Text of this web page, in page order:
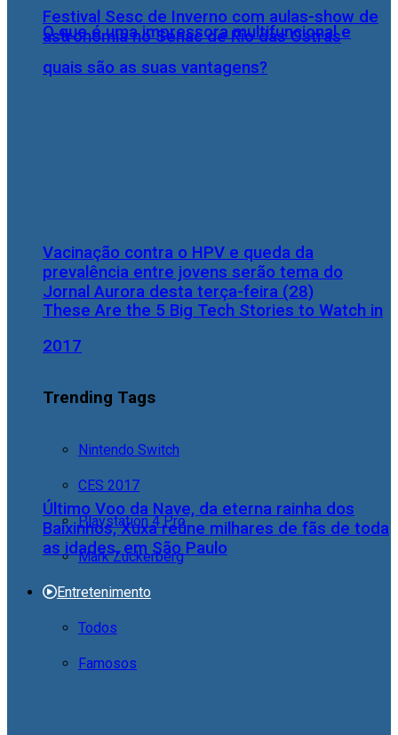
O que é uma impressora multifuncional e
quais são as suas vantagens?
These Are the 5 Big Tech Stories to Watch in
2017
Trending Tags
Nintendo Switch
CES 2017
Playstation 4 Pro
Mark Zuckerberg
Entretenimento
Todos
Famosos
Festival Sesc de Inverno com aulas-show de
astronomia no Senac de Rio das Ostras
Vacinação contra o HPV e queda da
prevalência entre jovens serão tema do
Jornal Aurora desta terça-feira (28)
Último Voo da Nave, da eterna rainha dos
Baixinhos, Xuxa reúne milhares de fãs de toda
as idades, em São Paulo